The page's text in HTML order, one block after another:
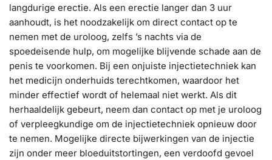
langdurige erectie. Als een erectie langer dan 3 uur
aanhoudt, is het noodzakelijk om direct contact op te
nemen met de uroloog, zelfs ’s nachts via de
spoedeisende hulp, om mogelijke blijvende schade aan de
penis te voorkomen. Bij een onjuiste injectietechniek kan
het medicijn onderhuids terechtkomen, waardoor het
minder effectief wordt of helemaal niet werkt. Als dit
herhaaldelijk gebeurt, neem dan contact op met je uroloog
of verpleegkundige om de injectietechniek opnieuw door
te nemen. Mogelijke directe bijwerkingen van de injectie
zijn onder meer bloeduitstortingen, een verdoofd gevoel